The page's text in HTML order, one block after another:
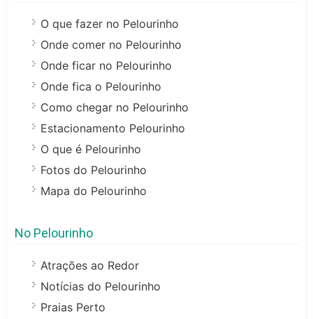
O que fazer no Pelourinho
Onde comer no Pelourinho
Onde ficar no Pelourinho
Onde fica o Pelourinho
Como chegar no Pelourinho
Estacionamento Pelourinho
O que é Pelourinho
Fotos do Pelourinho
Mapa do Pelourinho
No Pelourinho
Atrações ao Redor
Notícias do Pelourinho
Praias Perto